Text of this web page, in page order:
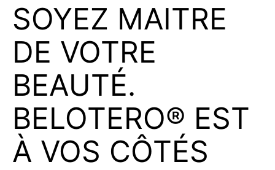
SOYEZ MAITRE
DE VOTRE
BEAUTÉ.
BELOTERO® EST
À VOS CÔTÉS